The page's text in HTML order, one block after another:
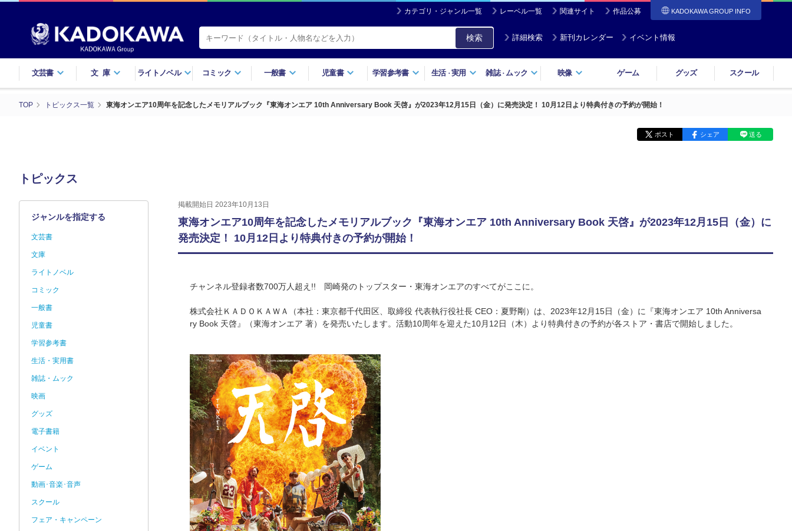
カテゴリ・ジャンル一覧 レーベル一覧 関連サイト 作品公募 KADOKAWA GROUP INFO
検索 詳細検索 新刊カレンダー イベント情報
文芸書 文庫 ライトノベル コミック 一般書 児童書 学習参考書 生活・実用 雑誌・ ムック 映像 ゲーム グッズ スクール
TOP トピックス一覧 東海オンエア10周年を記念したメモリアルブック『東海オンエア 10th Anniversary Book 天啓』が2023年12月15日（金）に発売決定！ 10月12日より特典付きの予約が開始！
ポスト シェア 送る
トピックス
掲載開始日 2023年10月13日
東海オンエア10周年を記念したメモリアルブック『東海オンエア 10th Anniversary Book 天啓』が2023年12月15日（金）に
発売決定！ 10月12日より特典付きの予約が開始！
チャンネル登録者数700万人超え!! 岡崎発のトップスター・東海オンエアのすべてがここに。
株式会社ＫＡＤＯＫＡＷＡ（本社：東京都千代田区、取締役 代表執行役社長 CEO：夏野剛）は、2023年12月15日（金）に『東海オンエア 10th Anniversa
ry Book 天啓』（東海オンエア 著）を発売いたします。活動10周年を迎えた10月12日（木）より特典付きの予約が各ストア・書店で開始しました。
ジャンルを指定する
文芸書
文庫
ライトノベル
コミック
一般書
児童書
学習参考書
生活・実用書
雑誌・ムック
映画
グッズ
電子書籍
イベント
ゲーム
動画･音楽･音声
スクール
フェア・キャンペーン